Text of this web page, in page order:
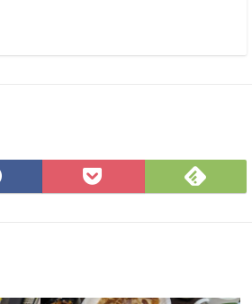
Facebook
で
Pocket
に
Feedly
で